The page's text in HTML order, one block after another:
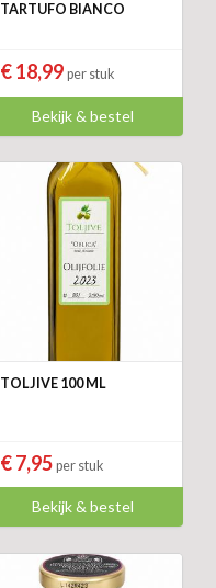
TARTUFO BIANCO
€ 18,99 per stuk
Bekijk & bestel
TOLJIVE 100 ML
€ 7,95 per stuk
Bekijk & bestel